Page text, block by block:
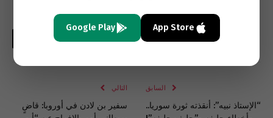
الإلكتروني
Copy
Link
السابق
“الإستاذ نبيه”: أنقذته ثورة سوريا..
التالي
سفير بن لادن في أوروبا: قاضٍ
App Store
Google Play